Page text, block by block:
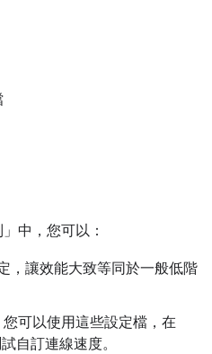
中，您可以：
，讓效能大致等同於一般低階
可以使用這些設定檔，在
自訂連線速度。